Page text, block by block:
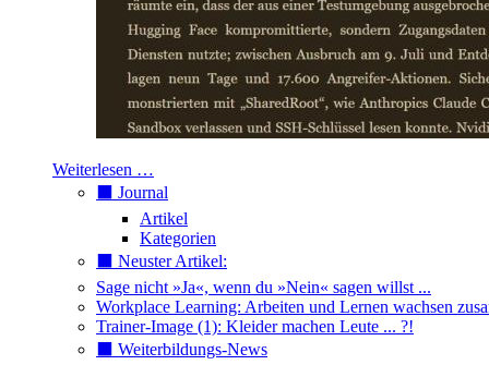
Weiterlesen …
⬛️ Journal
Artikel
Kategorien
⬛️ Neuster Artikel:
Sage nicht »Ja«, wenn du »Nein« sagen willst ...
Workplace Learning: Arbeiten und Lernen wachsen
Trainer-Image (1): Kleider machen Leute ... ?!
⬛️ Weiterbildungs-News